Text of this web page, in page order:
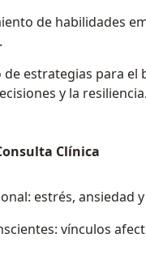
de habilidades
estrategias para el
y la resiliencia.
Clínica
estrés, ansiedad
vínculos